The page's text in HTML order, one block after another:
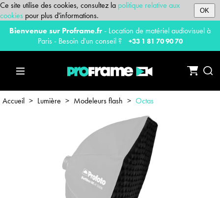
Ce site utilise des cookies, consultez la politique relative aux
cookies pour plus d'informations. OK
Bienvenue sur Proframe.fr- Location de matériel audiovisuel à
Paris - Besoin d'un conseil ?
+33 1 81 70 90 70
Accueil > Lumière > Modeleurs flash > Octas